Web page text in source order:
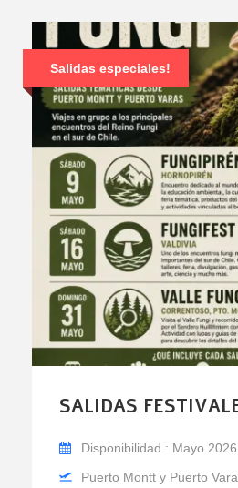
Salidas especiales!
SALIDAS
Disponibilidad : Mayo 2026
Puerto Montt y Puerto